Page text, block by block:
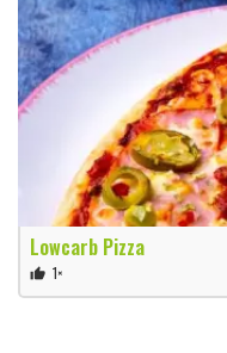
Lowcarb Pizza
thumb_up 1×